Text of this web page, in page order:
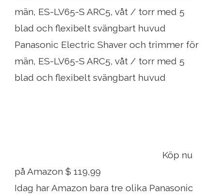
män, ES-LV65-S ARC5, våt / torr med 5
blad och flexibelt svängbart huvud
Panasonic Electric Shaver och trimmer för
män, ES-LV65-S ARC5, våt / torr med 5
blad och flexibelt svängbart huvud
Köp nu
på Amazon $ 119,99
Idag har Amazon bara tre olika Panasonic